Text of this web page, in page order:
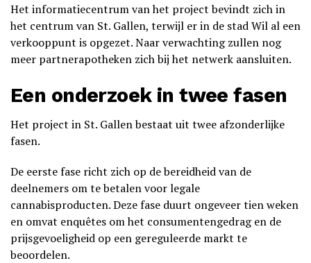
Het informatiecentrum van het project bevindt zich in
het centrum van St. Gallen, terwijl er in de stad Wil al een
verkooppunt is opgezet. Naar verwachting zullen nog
meer partnerapotheken zich bij het netwerk aansluiten.
Een onderzoek in twee fasen
Het project in St. Gallen bestaat uit twee afzonderlijke
fasen.
De eerste fase richt zich op de bereidheid van de
deelnemers om te betalen voor legale
cannabisproducten. Deze fase duurt ongeveer tien weken
en omvat enquêtes om het consumentengedrag en de
prijsgevoeligheid op een gereguleerde markt te
beoordelen.